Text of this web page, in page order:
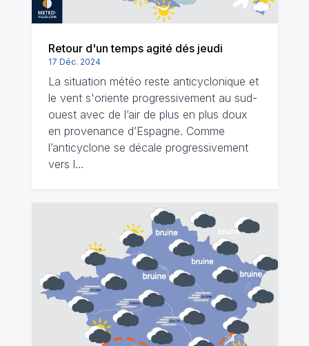
Retour d'un temps agité dés jeudi
17 Déc. 2024
La situation météo reste anticyclonique et
le vent s'oriente progressivement au sud-
ouest avec de l’air de plus en plus doux
en provenance d’Espagne. Comme
l’anticyclone se décale progressivement
vers l…